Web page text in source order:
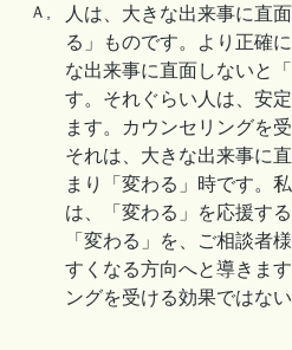
Ａ,
人は、大きな出来事に直
る」ものです。より正確
な出来事に直面しないと
す。それぐらい人は、安
ます。カウンセリングを
それは、大きな出来事に
まり「変わる」時です。
は、「変わる」を応援す
「変わる」を、ご相談者
すくなる方向へと導きま
ングを受ける効果ではない